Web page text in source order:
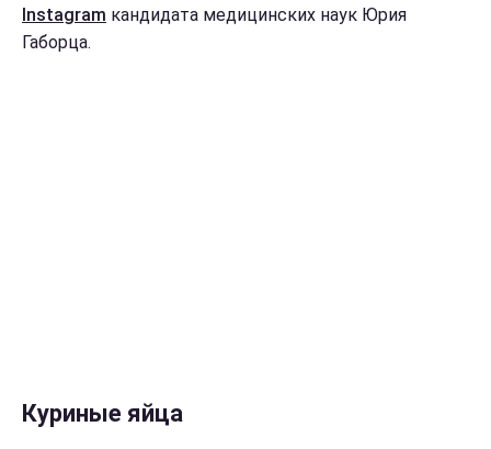
Instagram кандидата медицинских наук Юрия
Габорца.
Куриные яйца